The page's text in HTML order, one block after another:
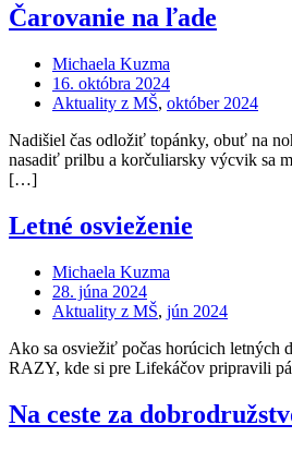
Čarovanie na ľade
Michaela Kuzma
16. októbra 2024
Aktuality z MŠ, október 2024
Nadišiel čas odložiť topánky, obuť na
nasadiť prilbu a korčuliarsky výcvik sa
[…]
Letné osvieženie
Michaela Kuzma
28. júna 2024
Aktuality z MŠ, jún 2024
Ako sa osviežiť počas horúcich letných
RAZY, kde si pre Lifekáčov pripravili
Na ceste za